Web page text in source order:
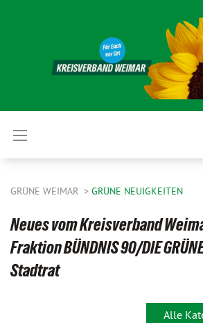
GRÜNE WEIMAR GRÜNE NEUIGKEITEN
Neues vom Kreisverband
Fraktion BÜNDNIS 90/DIE
Stadtrat
Alle